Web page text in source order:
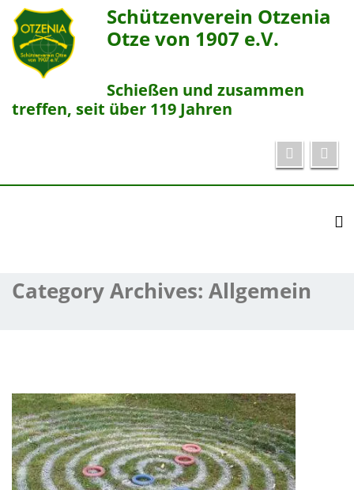
Schützenverein Otzenia
Otze von 1907 e.V.
Schießen und zusammen
treffen, seit über 119 Jahren
Category Archives: Allgemein